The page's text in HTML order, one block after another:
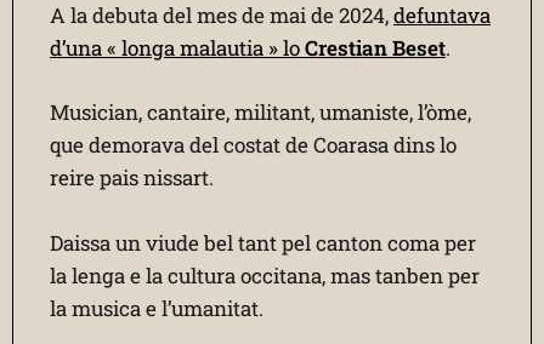
A la debuta del mes de mai de 2024,defuntava
d’una « longa malautia » loCrestian Beset.
Musician, cantaire, militant, umaniste, l’òme,
que demorava del costat de Coarasa dins lo
reire pais nissart.
Daissa un viude bel tant pel canton coma per
la lenga e la cultura occitana, mas tanben per
la musica e l’umanitat.